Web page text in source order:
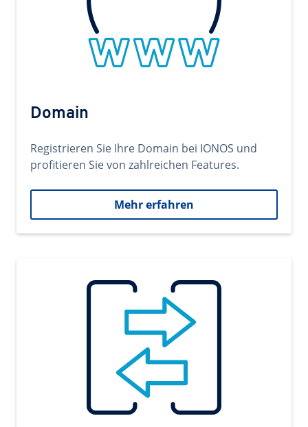
Domain
Registrieren Sie Ihre Domain bei IONOS und
profitieren Sie von zahlreichen Features.
Mehr erfahren